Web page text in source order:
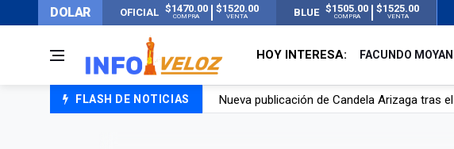
DOLAR OFICIAL $1470.00
COMPRA
$1520.00
VENTA BLUE $1505.00
COMPRA
$1525.00
VENTA
HOY INTERESA: FACUNDO
FLASH DE NOTICIAS
Nueva publicación de Candela Arizaga tras
Un joven murió quemado por su novia en